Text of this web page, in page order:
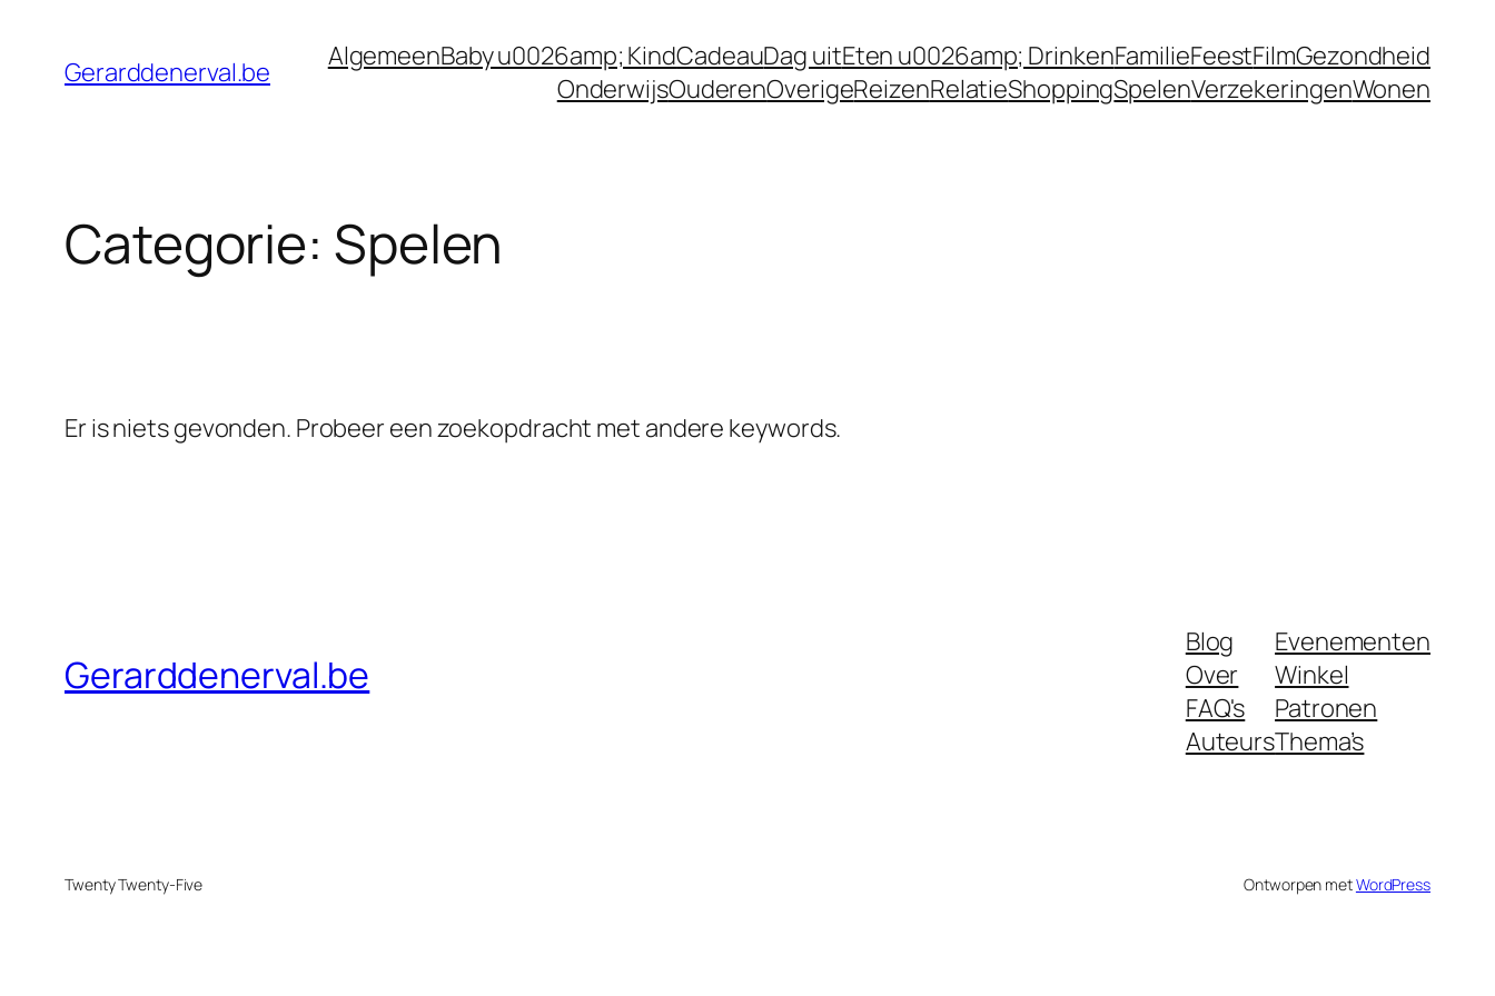
Gerarddenerval.be AlgemeenBaby u0026amp; KindCadeauDag uitEten u0026amp; DrinkenFamilieFeestFilmGezondheid
OnderwijsOuderenOverigeReizenRelatieShoppingSpelenVerzekeringenWonen
Categorie: Spelen
Er is niets gevonden. Probeer een zoekopdracht met andere keywords.
Gerarddenerval.be
Blog
Over
FAQ's
Auteurs
Evenementen
Winkel
Patronen
Thema’s
Twenty Twenty-Five Ontworpen metWordPress